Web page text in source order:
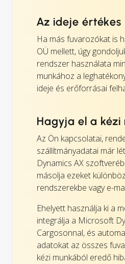
Az ideje értékes
Ha más fuvarozókat is
OÜ mellett, úgy
rendszer használata
munkához a
ideje és erőforrásai
Hagyja el a
Az Ön kapcsolatai,
szállítmányadatai már
Dynamics AX
másolja ezeket
rendszerekbe vagy e-
Ehelyett használja ki a
integrálja a Microsoft
Cargosonnal, és
adatokat az összes
kézi munkából eredő